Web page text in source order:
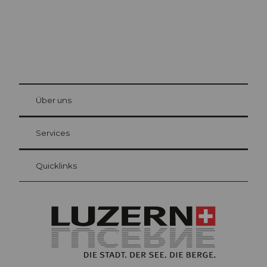
Gästekarte Luzern
Ihre Vorteile als Übernachtungsgast
at Bre
Über uns
Services
Quicklinks